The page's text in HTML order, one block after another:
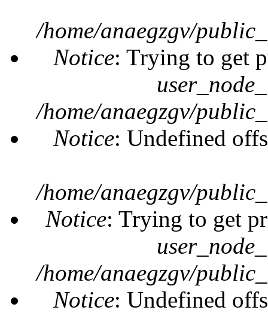
/home/anaegzgv/
Notice: Trying to get
/home/anaegzgv/
Notice: Undefined
/home/anaegzgv/
Notice: Trying to get
/home/anaegzgv/
Notice: Undefined